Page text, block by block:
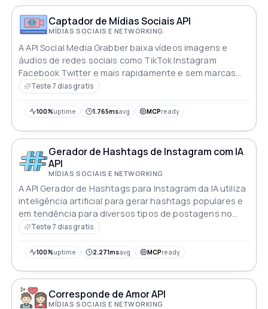
Captador de Mídias Sociais API
MÍDIAS SOCIAIS E NETWORKING
A API Social Media Grabber baixa vídeos imagens e
áudios de redes sociais como TikTok Instagram
Facebook Twitter e mais rapidamente e sem marcas
d'água
Teste 7 dias gratis
100%uptime 1.765msavg MCPready
Gerador de Hashtags de Instagram com IA
API
MÍDIAS SOCIAIS E NETWORKING
A API Gerador de Hashtags para Instagram da IA utiliza
inteligência artificial para gerar hashtags populares e
em tendência para diversos tipos de postagens no
Instagram Ao fornecer à API o tipo de postagem os
aumentar a visibilidade o engajamento e o alcance na
Teste 7 dias gratis
100%uptime 2.271msavg MCPready
Corresponde de Amor API
MÍDIAS SOCIAIS E NETWORKING